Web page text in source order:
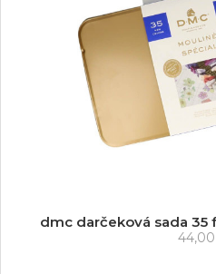
dmc darčeková sada 35